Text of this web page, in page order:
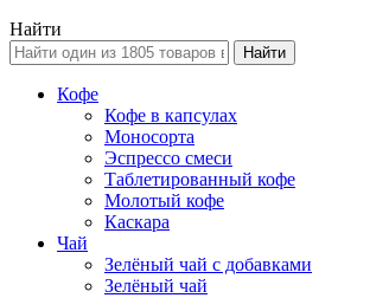
Найти
Кофе
Кофе в капсулах
Моносорта
Эспрессо смеси
Таблетированный кофе
Молотый кофе
Каскара
Чай
Зелёный чай с добавками
Зелёный чай